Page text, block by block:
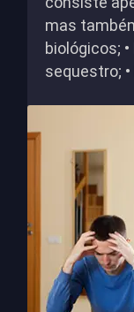
mas
biológicos;
sequestro;